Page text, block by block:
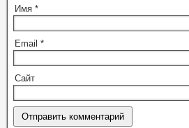
Имя *
Email *
Сайт